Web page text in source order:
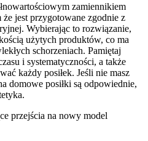
zamiennikiem
jest przygotowane zgodnie z
Wybierając to rozwiązanie,
użytych produktów, co ma
schorzeniach. Pamiętaj
i systematyczności, a także
każdy posiłek. Jeśli nie masz
domowe posiłki są odpowiednie,
przejścia na nowy model